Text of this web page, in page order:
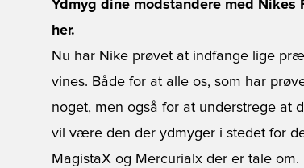
Ydmyg dine modstandere med
her.
Nu har Nike prøvet at indfange lige
vines. Både for at alle os, som har
noget, men også for at understrege at
vil være den der ydmyger i stedet for
MagistaX og Mercurialx der er tale om.